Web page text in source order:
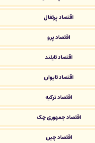
اقتصاد پرتغال
اقتصاد پرو
اقتصاد تایلند
اقتصاد تایوان
اقتصاد ترکیه
اقتصاد جمهوری چک
اقتصاد چین